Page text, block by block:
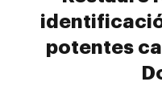
potentes